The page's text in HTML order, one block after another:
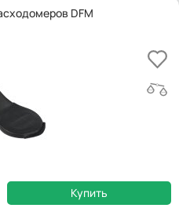
DFM
Купить